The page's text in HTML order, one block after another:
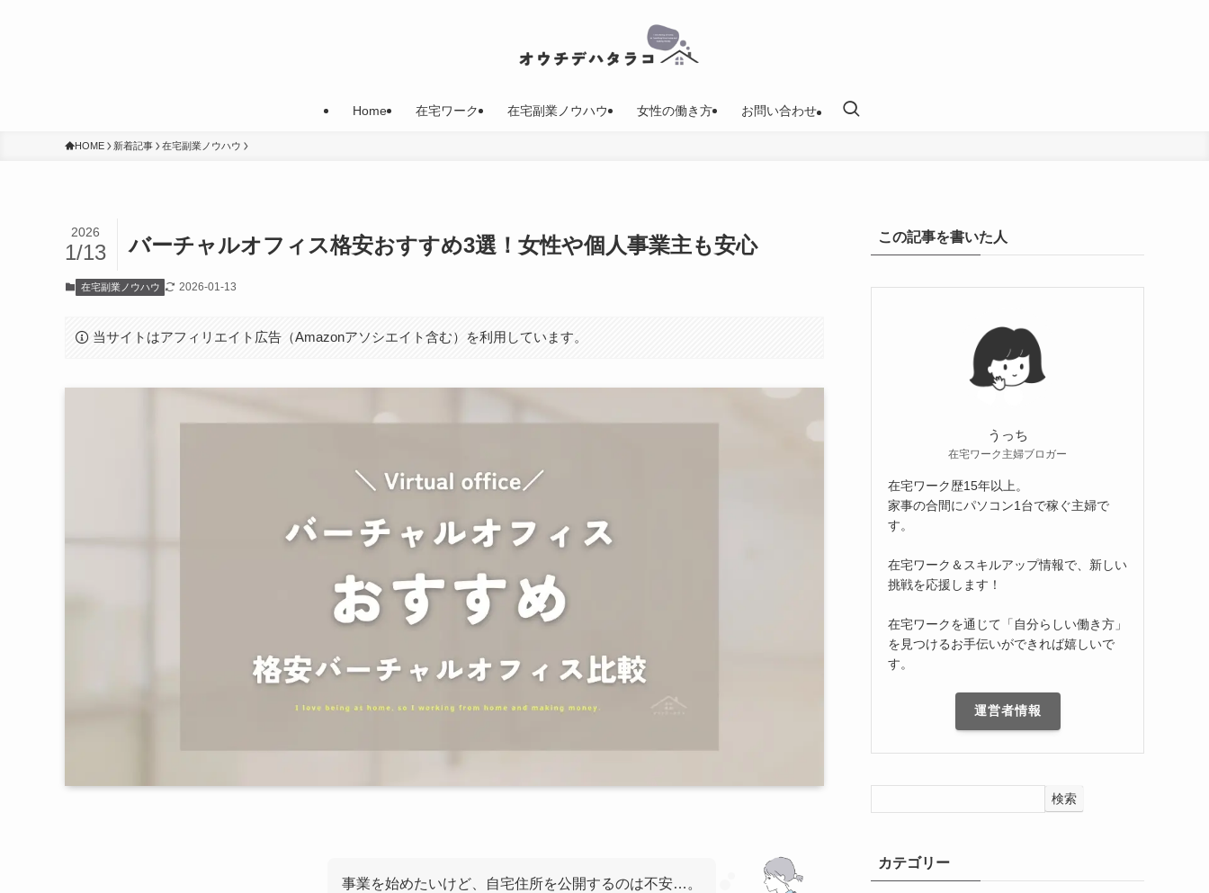
Home 在宅ワーク 在宅副業ノウハウ 女性の働き方 お問い合わせ
HOME 新着記事 在宅副業ノウハウ
バーチャルオフィス格安おすすめ3選！女性や個人事業主も安心
2026
1/13
在宅副業ノウハウ 2026-01-13
当サイトはアフィリエイト広告（Amazonアソシエイト含む）を利用しています。
事業を始めたいけど、自宅住所を公開するのは不安…。
この記事を書いた人
うっち
在宅ワーク主婦ブロガー
在宅ワーク歴15年以上。
家事の合間にパソコン1台で稼ぐ主婦で
す。
在宅ワーク＆スキルアップ情報で、新しい
挑戦を応援します！
在宅ワークを通じて「自分らしい働き方」
を見つけるお手伝いができれば嬉しいで
す。
運営者情報
検索
カテゴリー